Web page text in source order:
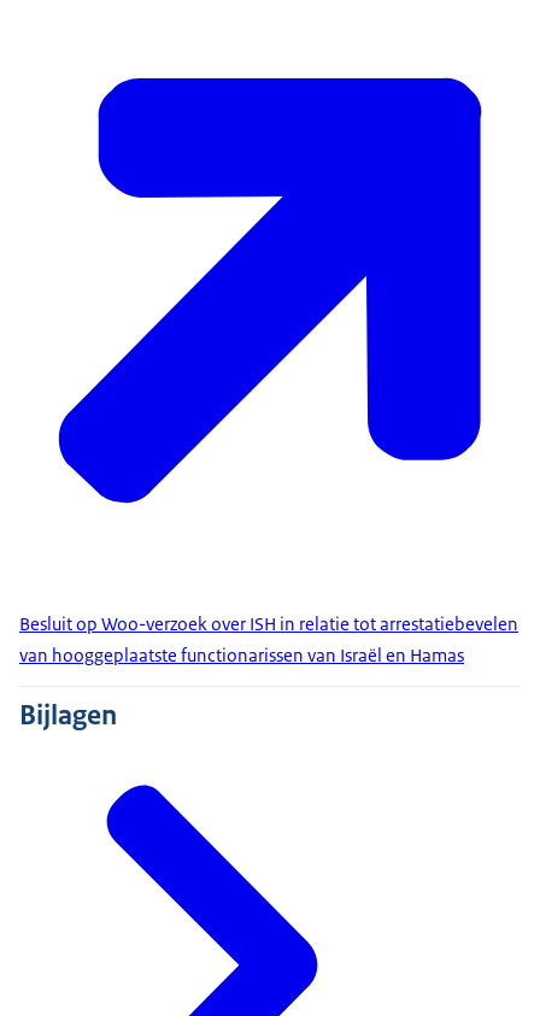
Besluit op Woo-verzoek over ISH in relatie tot arrestatiebevelen
van hooggeplaatste functionarissen van Israël en Hamas
Bijlagen